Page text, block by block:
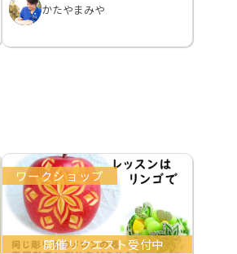
かたやまみや
ワークショップ
開催リクエスト受付中